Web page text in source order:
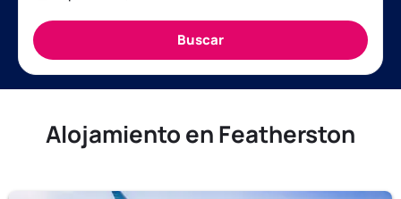
Alojamiento en Featherston